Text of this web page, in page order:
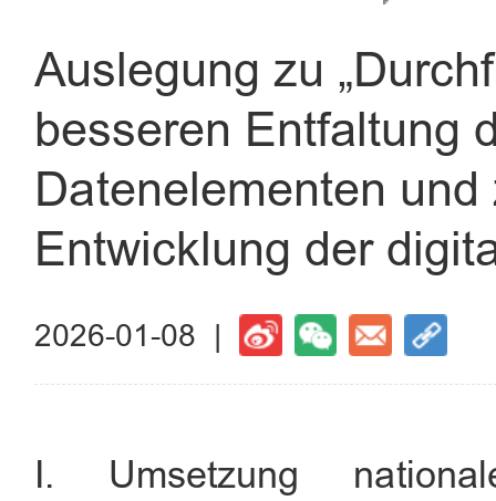
Auslegung zu
besseren Entfaltung
Datenelementen
Entwicklung der
2026-01-08 |
I. Umsetzung